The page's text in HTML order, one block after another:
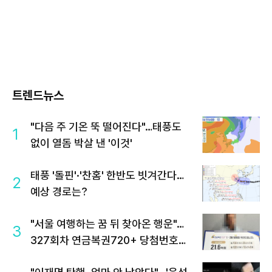
트렌드뉴스
1
"다음 주 기온 뚝 떨어진다"…태풍도
없이 열돔 박살 낸 '이것'
2
태풍 '돌핀'·'찬홈' 한반도 빗겨간다…
예상 경로는?
3
"서울 여행하는 꿈 뒤 찾아온 행운"…
327회차 연금복권720+ 당첨번호조